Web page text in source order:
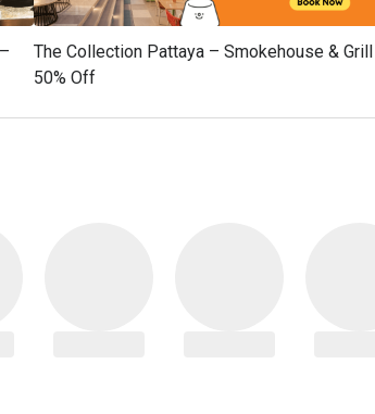
The Collection Pattaya – Smokehouse &
50% Off